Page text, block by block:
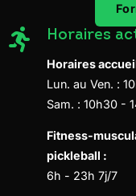
 Horaires
Horaires
Lun. au Ven. :
Sam. : 10h30 -
Fitness-
pickleball :
6h - 23h 7j/7